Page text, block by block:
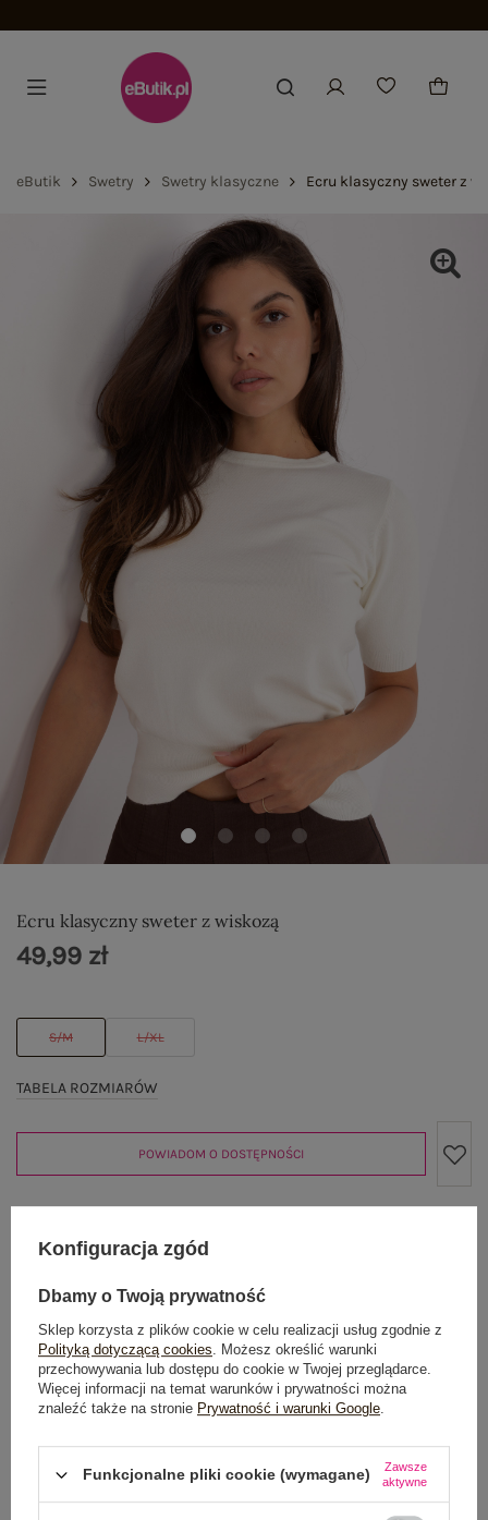
eButik Swetry Swetry klasyczne Ecru klasyczny sweter z
Ecru klasyczny sweter z wiskozą
S/M L/XL
TABELA ROZMIARÓW
49,99 zł
POWIADOM O DOSTĘPNOŚCI
Produkt niedostępny
OPIS PRODUKTU
GŁÓWNE PARAMETRY
OPINIE O PRODUKCIE (0)
Konfiguracja zgód
Dbamy o Twoją prywatność
Sklep korzysta z plików cookie w celu realizacji usług zgodnie z
Polityką dotyczącą cookies. Możesz określić warunki
przechowywania lub dostępu do cookie w Twojej przeglądarce.
Więcej informacji na temat warunków i prywatności można
znaleźć także na stronie Prywatność i warunki Google.
Funkcjonalne pliki cookie (wymagane)
Zawsze
aktywne